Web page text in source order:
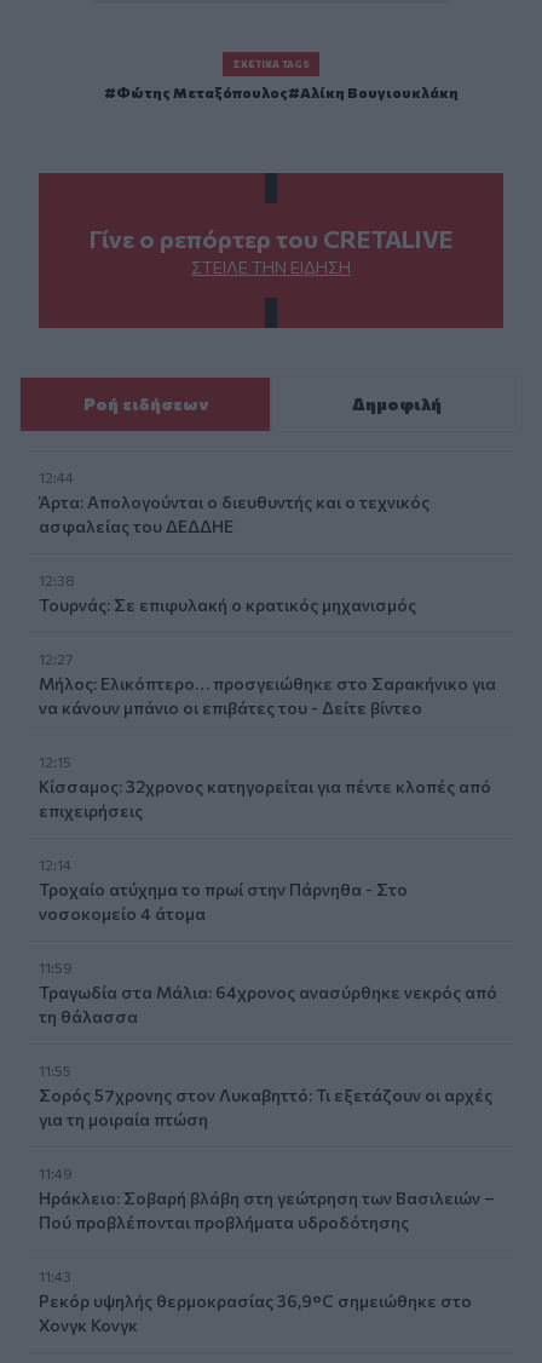
ΣΧΕΤΙΚΆ TAGS
Φώτης Μεταξόπουλος Αλίκη Βουγιουκλάκη
Γίνε ο ρεπόρτερ του CRETALIVE
ΣΤΕΊΛΕ ΤΗΝ ΕΊΔΗΣΗ
Ροή ειδήσεων Δημοφιλή
12:44
Άρτα: Απολογούνται ο διευθυντής και ο τεχνικός
ασφαλείας του ΔΕΔΔΗΕ
12:38
Τουρνάς: Σε επιφυλακή ο κρατικός μηχανισμός
12:27
Μήλος: Ελικόπτερο… προσγειώθηκε στο Σαρακήνικο για
να κάνουν μπάνιο οι επιβάτες του - Δείτε βίντεο
12:15
Κίσσαμος: 32χρονος κατηγορείται για πέντε κλοπές από
επιχειρήσεις
12:14
Τροχαίο ατύχημα το πρωί στην Πάρνηθα - Στο
νοσοκομείο 4 άτομα
11:59
Τραγωδία στα Μάλια: 64χρονος ανασύρθηκε νεκρός από
τη θάλασσα
11:55
Σορός 57χρονης στον Λυκαβηττό: Τι εξετάζουν οι αρχές
για τη μοιραία πτώση
11:49
Ηράκλειο: Σοβαρή βλάβη στη γεώτρηση των Βασιλειών –
Πού προβλέπονται προβλήματα υδροδότησης
11:43
Ρεκόρ υψηλής θερμοκρασίας 36,9°C σημειώθηκε στο
Χονγκ Κονγκ